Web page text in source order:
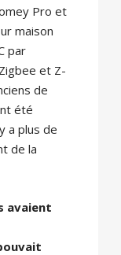
Pro et
maison
par
et Z-
de
été
a plus de
de la
avaient